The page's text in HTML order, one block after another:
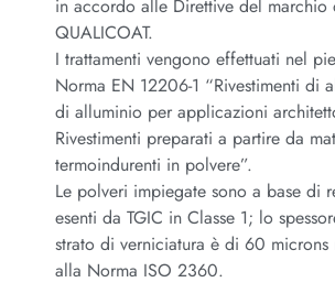
in accordo alle Direttive del marchio
QUALICOAT.
I trattamenti vengono effettuati nel
Norma EN 12206-1 “Rivestimenti di
di alluminio per applicazioni
Rivestimenti preparati a partire da
termoindurenti in polvere”.
Le polveri impiegate sono a base di
esenti da TGIC in Classe 1; lo
strato di verniciatura è di 60
alla Norma ISO 2360.